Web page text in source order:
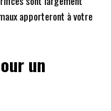
apporteront à votre
un